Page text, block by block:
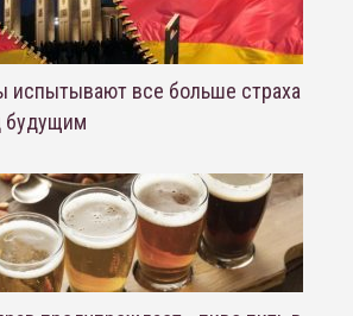
испытывают все больше страха
будущим